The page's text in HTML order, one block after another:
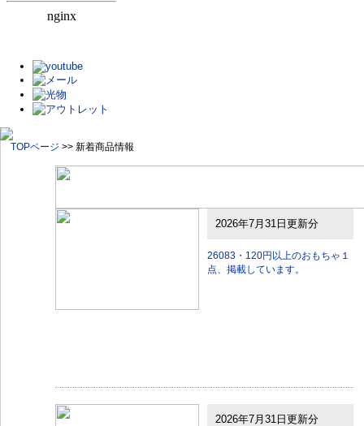
TOPページ >> 新着商品情報
2026年7月31日更新分
26083・120円以上のおもちゃ１
点、掲載しています。
2026年7月31日更新分